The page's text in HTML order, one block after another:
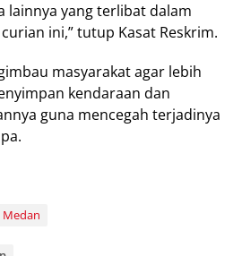
lainnya yang terlibat dalam
ini,” tutup Kasat Reskrim.
masyarakat agar lebih
kendaraan dan
guna mencegah terjadinya
Medan